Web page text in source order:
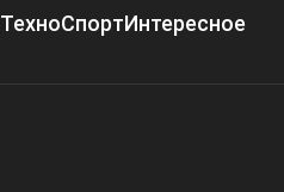
ТехноСпортИнтересное